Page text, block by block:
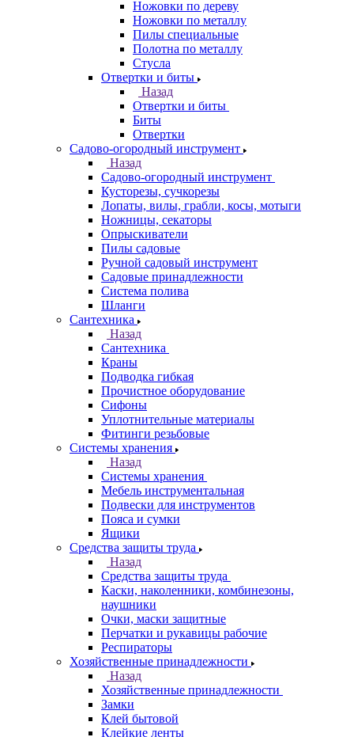
Ножовки по дереву
Ножовки по металлу
Пилы специальные
Полотна по металлу
Стусла
Отвертки и биты
Назад
Отвертки и биты
Биты
Отвертки
Садово-огородный инструмент
Назад
Садово-огородный инструмент
Кусторезы, сучкорезы
Лопаты, вилы, грабли, косы, мотыги
Ножницы, секаторы
Опрыскиватели
Пилы садовые
Ручной садовый инструмент
Садовые принадлежности
Система полива
Шланги
Сантехника
Назад
Сантехника
Краны
Подводка гибкая
Прочистное оборудование
Сифоны
Уплотнительные материалы
Фитинги резьбовые
Системы хранения
Назад
Системы хранения
Мебель инструментальная
Подвески для инструментов
Пояса и сумки
Ящики
Средства защиты труда
Назад
Средства защиты труда
Каски, наколенники, комбинезоны,
наушники
Очки, маски защитные
Перчатки и рукавицы рабочие
Респираторы
Хозяйственные принадлежности
Назад
Хозяйственные принадлежности
Замки
Клей бытовой
Клейкие ленты